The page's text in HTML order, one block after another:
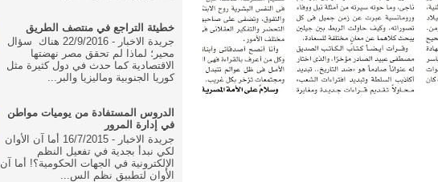
خطيئة التراجع في منتصف الطريق
جريدة الاخبار - 22/9/2016 هناك سؤال
محير؛ لماذا لم تحقق مصر نهضتها
الاقتصادية كما حدث في دول كثيرة مثل
كوريا الجنوبية وماليزيا والبر...
الدروس المستفادة من يوميات مواطن
في إدارة المرور
جريدة الاخبار - 16/7/2015 أما آن الأوان
لكي نبدأ بجدية في تفعيل النظم
الإلكترونية في الجهات الحكومية؟! أما آن
الأوان لتطبيق نظم الس...